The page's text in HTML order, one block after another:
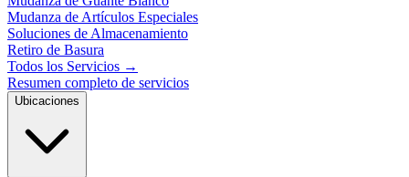
Mudanza de Artículos Especiales
Soluciones de Almacenamiento
Retiro de Basura
Todos los Servicios →
Resumen completo de servicios
Ubicaciones